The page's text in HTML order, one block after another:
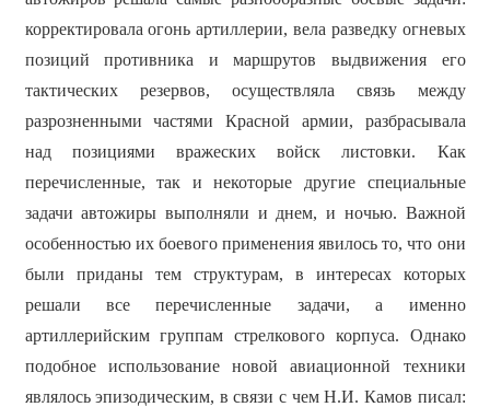
корректировала огонь артиллерии, вела разведку огневых
позиций противника и маршрутов выдвижения его
тактических резервов, осуществляла связь между
разрозненными частями Красной армии, разбрасывала
над позициями вражеских войск листовки. Как
перечисленные, так и некоторые другие специальные
задачи автожиры выполняли и днем, и ночью. Важной
особенностью их боевого применения явилось то, что они
были приданы тем структурам, в интересах которых
решали все перечисленные задачи, а именно
артиллерийским группам стрелкового корпуса. Однако
подобное использование новой авиационной техники
являлось эпизодическим, в связи с чем Н.И. Камов писал: